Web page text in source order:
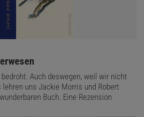
Auch deswegen, weil wir nicht
uns Jackie Morris und Robert
Buch. Eine Rezension